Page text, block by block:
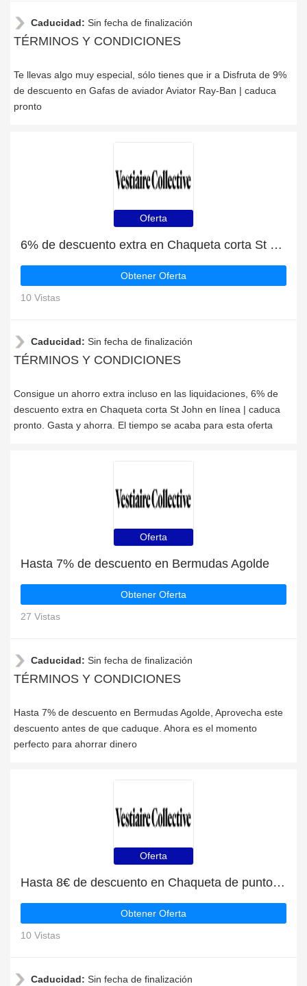
Caducidad: Sin fecha de finalización
TÉRMINOS Y CONDICIONES
Te llevas algo muy especial, sólo tienes que ir a Disfruta de 9%
de descuento en Gafas de aviador Aviator Ray-Ban | caduca
pronto
Oferta
6% de descuento extra en Chaqueta corta St John en línea | caduca pronto
Obtener Oferta
10 Vistas
Caducidad: Sin fecha de finalización
TÉRMINOS Y CONDICIONES
Consigue un ahorro extra incluso en las liquidaciones, 6% de
descuento extra en Chaqueta corta St John en línea | caduca
pronto. Gasta y ahorra. El tiempo se acaba para esta oferta
Oferta
Hasta 7% de descuento en Bermudas Agolde
Obtener Oferta
27 Vistas
Caducidad: Sin fecha de finalización
TÉRMINOS Y CONDICIONES
Hasta 7% de descuento en Bermudas Agolde, Aprovecha este
descuento antes de que caduque. Ahora es el momento
perfecto para ahorrar dinero
Oferta
Hasta 8€ de descuento en Chaqueta de punto Zara y más
Obtener Oferta
10 Vistas
Caducidad: Sin fecha de finalización